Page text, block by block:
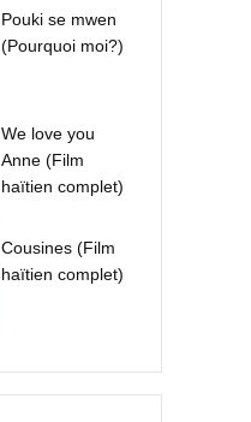
Pouki se mwen
(Pourquoi moi?)
We love you
Anne (Film
haïtien complet)
Cousines (Film
haïtien complet)